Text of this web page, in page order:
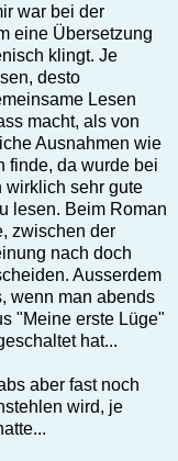
war bei der
eine Übersetzung
klingt. Je
desto
Lesen
macht, als von
Ausnahmen wie
finde, da wurde bei
wirklich sehr gute
lesen. Beim Roman
zwischen der
nach doch
Ausserdem
wenn man abends
"Meine erste Lüge"
hat...
aber fast noch
wird, je